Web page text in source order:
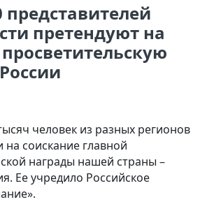
представителей
претендуют на
человек из разных регионов
на соискание главной
награды нашей страны –
Ее учредило Российское